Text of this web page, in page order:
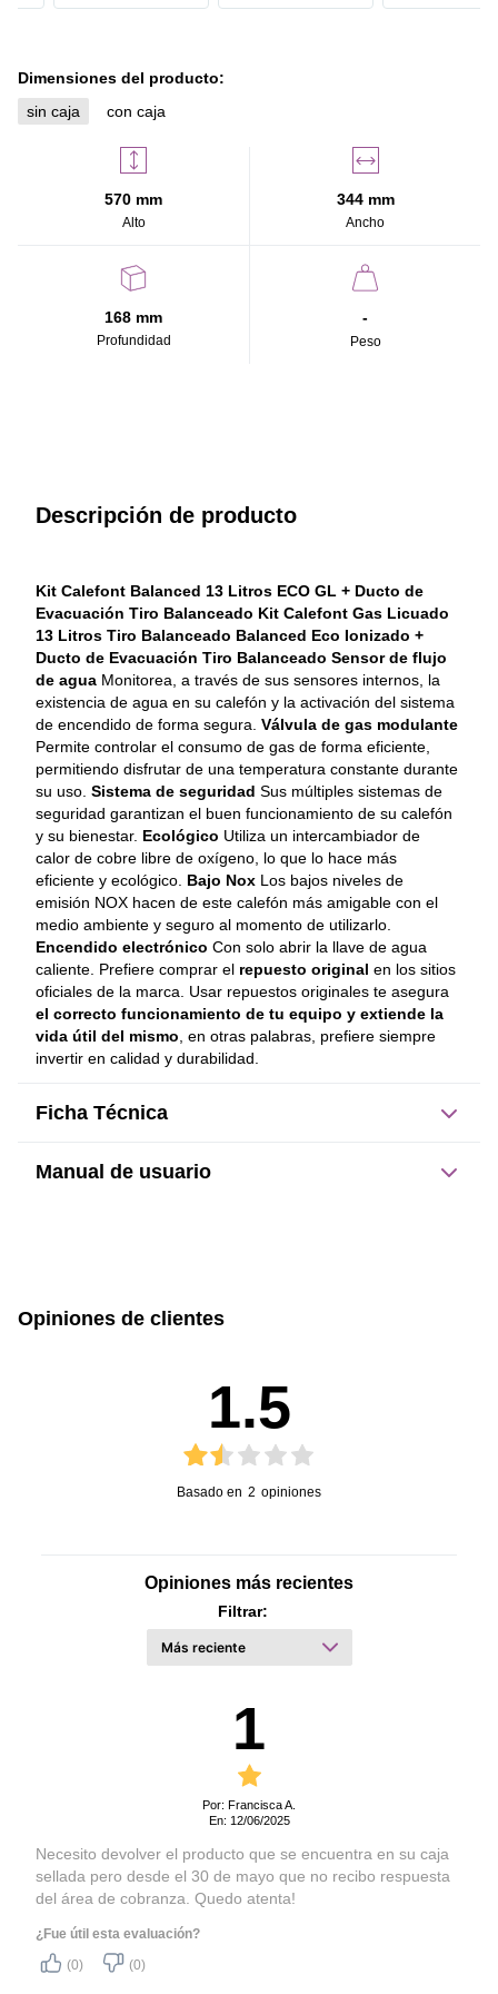
Dimensiones del producto:
sin caja
con caja
570 mm
Alto
344 mm
Ancho
168 mm
Profundidad
-
Peso
Descripción de producto
Kit Calefont Balanced 13 Litros ECO GL + Ducto de
Evacuación Tiro Balanceado Kit Calefont Gas Licuado
13 Litros Tiro Balanceado Balanced Eco Ionizado +
Ducto de Evacuación Tiro Balanceado Sensor de flujo
de agua Monitorea, a través de sus sensores internos, la
existencia de agua en su calefón y la activación del sistema
de encendido de forma segura. Válvula de gas modulante
Permite controlar el consumo de gas de forma eficiente,
permitiendo disfrutar de una temperatura constante durante
su uso. Sistema de seguridad Sus múltiples sistemas de
seguridad garantizan el buen funcionamiento de su calefón
y su bienestar. Ecológico Utiliza un intercambiador de
calor de cobre libre de oxígeno, lo que lo hace más
eficiente y ecológico. Bajo Nox Los bajos niveles de
emisión NOX hacen de este calefón más amigable con el
medio ambiente y seguro al momento de utilizarlo.
Encendido electrónico Con solo abrir la llave de agua
caliente. Prefiere comprar el repuesto original en los sitios
oficiales de la marca. Usar repuestos originales te asegura
el correcto funcionamiento de tu equipo y extiende la
vida útil del mismo , en otras palabras, prefiere siempre
invertir en calidad y durabilidad.
Ficha Técnica
Dimensiones del producto:
Alto
Manual de usuario
Manual de Usuario
Opiniones de clientes
1.5
Basado en 2 opiniones
Opiniones más recientes
Filtrar:
1
Por: Francisca A.
En: 12/06/2025
Necesito devolver el producto que se encuentra en su caja
sellada pero desde el 30 de mayo que no recibo respuesta
del área de cobranza. Quedo atenta!
¿Fue útil esta evaluación?
(0)
(0)